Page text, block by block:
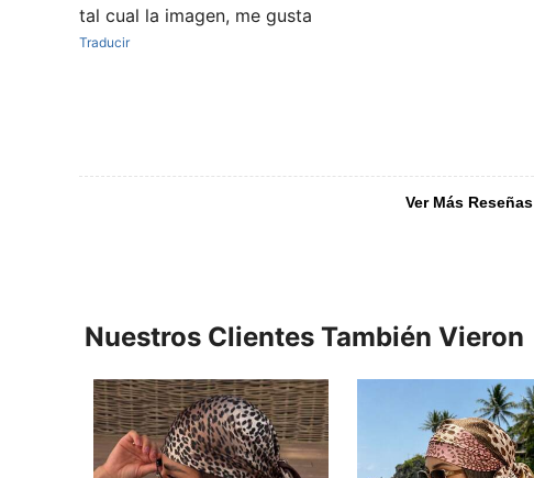
tal cual la imagen, me gusta
Traducir
Ver Más Reseñas
Nuestros Clientes También Vieron